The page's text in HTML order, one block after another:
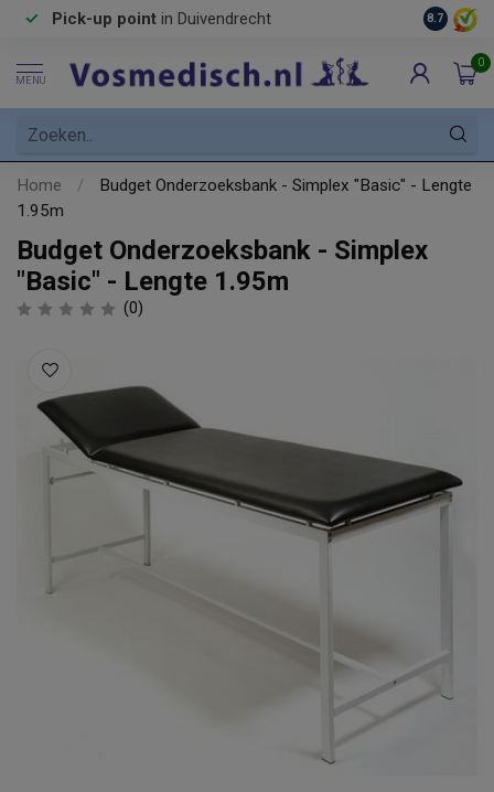
Pick-up point in Duivendrecht 8.7
MENU
0
Home /
Budget Onderzoeksbank - Simplex "Basic" - Lengte
1.95m
Budget Onderzoeksbank - Simplex
"Basic" - Lengte 1.95m
(0)